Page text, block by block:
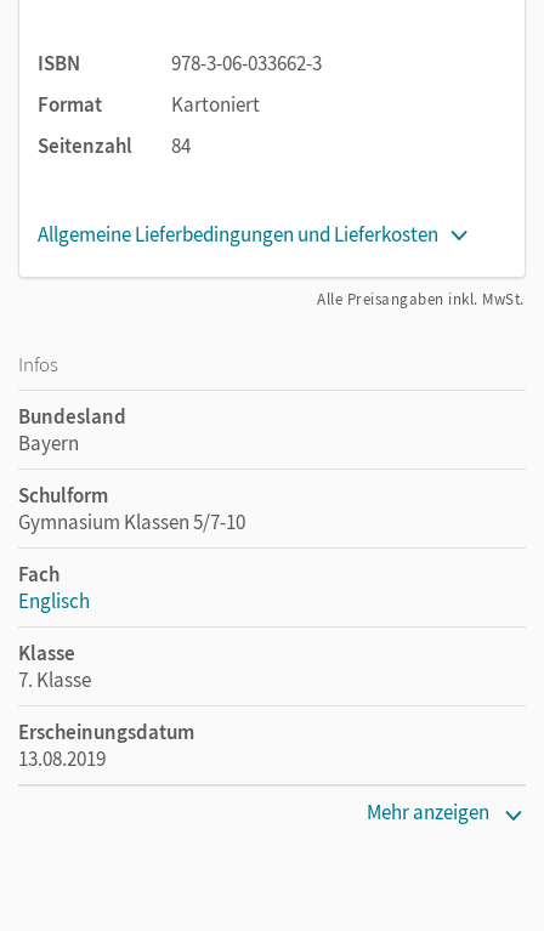
ISBN
978-3-06-033662-3
Format
Kartoniert
Seitenzahl
84
Allgemeine Lieferbedingungen und Lieferkosten
Alle Preisangaben inkl. MwSt.
Infos
Bundesland
Bayern
Schulform
Gymnasium Klassen 5/7-10
Fach
Englisch
Klasse
7. Klasse
Erscheinungsdatum
13.08.2019
Mehr anzeigen